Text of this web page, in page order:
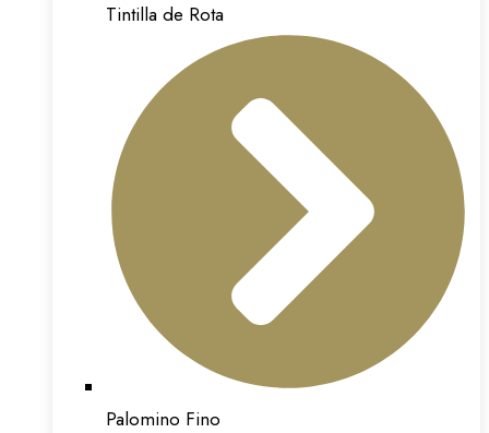
Tintilla de Rota
Palomino Fino